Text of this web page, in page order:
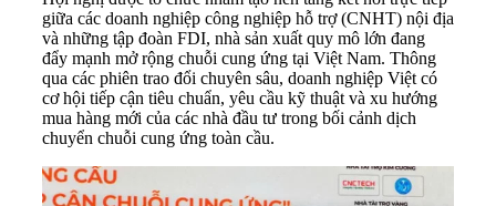
giữa các doanh nghiệp công nghiệp hỗ trợ (CNHT) nội địa
và những tập đoàn FDI, nhà sản xuất quy mô lớn đang
đẩy mạnh mở rộng chuỗi cung ứng tại Việt Nam. Thông
qua các phiên trao đổi chuyên sâu, doanh nghiệp Việt có
cơ hội tiếp cận tiêu chuẩn, yêu cầu kỹ thuật và xu hướng
mua hàng mới của các nhà đầu tư trong bối cảnh dịch
chuyển chuỗi cung ứng toàn cầu.